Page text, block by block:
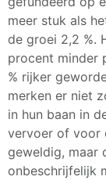
meer stuk als
de groei 2,2 %.
procent minder
% rijker
merken er niet
in hun baan in
vervoer of voor
geweldig, maar
onbeschrijfelijk